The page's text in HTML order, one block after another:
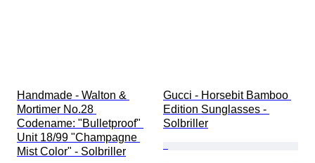
Handmade - Walton &
Mortimer No.28
Codename: "Bulletproof"
Unit 18/99 "Champagne
Mist Color" - Solbriller
Gucci - Horsebit Bamboo
Edition Sunglasses -
Solbriller